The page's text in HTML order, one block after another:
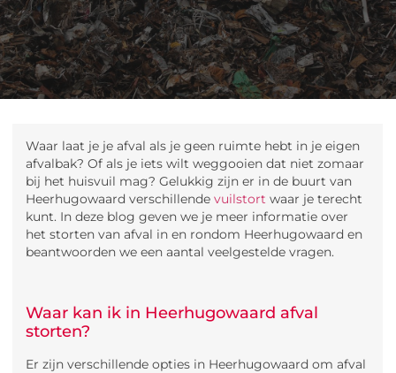
Waar laat je je afval als je geen ruimte hebt in je eigen
afvalbak? Of als je iets wilt weggooien dat niet zomaar
bij het huisvuil mag? Gelukkig zijn er in de buurt van
Heerhugowaard verschillendevuilstort waar je terecht
kunt. In deze blog geven we je meer informatie over
het storten van afval in en rondom Heerhugowaard en
beantwoorden we een aantal veelgestelde vragen.
Waar kan ik in Heerhugowaard afval
storten?
Er zijn verschillende opties in Heerhugowaard om afval